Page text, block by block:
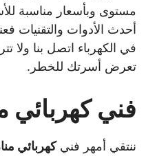
مستوى وبأسعار مناسبة
أحدث الأدوات
في الكهرباء اتصل بنا ولا
تعرض أسرتك للخطر.
فني كهربائي
ننتقي أمهر فنيكهربائي